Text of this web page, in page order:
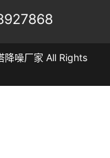
噪厂家 All Rights